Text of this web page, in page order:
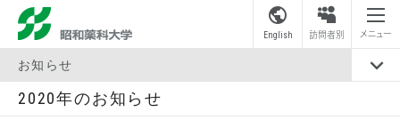
English 訪問者別 メニュー
2020年のお知らせ
お知らせ